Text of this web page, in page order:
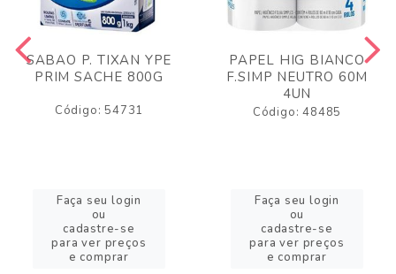
SABAO P. TIXAN YPE
PRIM SACHE 800G
Código: 54731
Faça seu login
ou
cadastre-se
para ver preços
e comprar
PAPEL HIG BIANCO
F.SIMP NEUTRO 60M
4UN
Código: 48485
Faça seu login
ou
cadastre-se
para ver preços
e comprar